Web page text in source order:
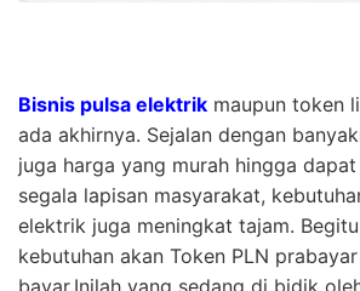
Bisnis pulsa elektrik maupun token
ada akhirnya. Sejalan dengan
juga harga yang murah hingga
segala lapisan masyarakat,
elektrik juga meningkat tajam.
kebutuhan akan Token PLN
bayar.Inilah yang sedang di bidik